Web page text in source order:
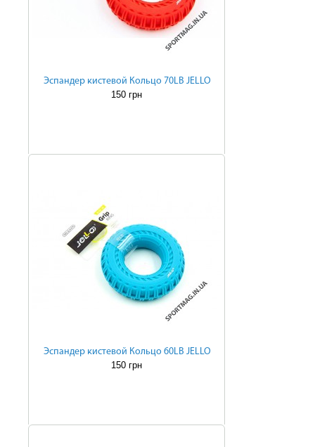
Эспандер кистевой Кольцо 70LB JELLO
150 грн
Эспандер кистевой Кольцо 60LB JELLO
150 грн